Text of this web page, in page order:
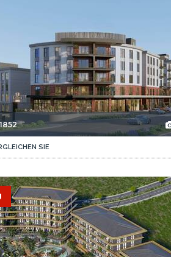
SIE
Wohnungen Zu Einführungspreisen In